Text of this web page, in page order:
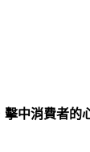
中消費者的